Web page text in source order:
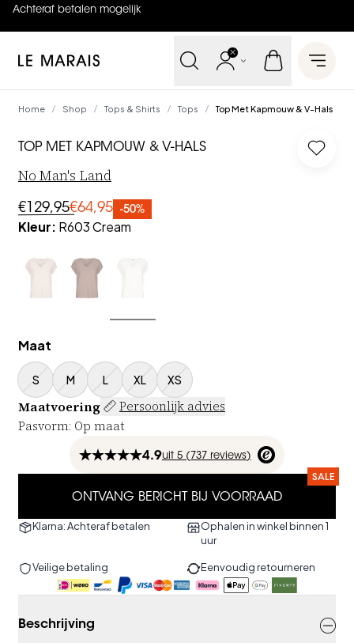
Achteraf betalen mogelijk
4.9 uit 5 (737 reviews
Le Marais Open
Home / Shop / Tops & Shirts / Tops / Top Met Kapmouw & V-Hals
TOP MET KAPMOUW & V-HALS Log
No Man's Land
€129,95€64,95 -50%
Kleur: R603 Cream
Maat
S M L XL XS
Maatvoering
Persoonlijk advies
Pasvorm: Op maat
4.9uit 5 ( 737 reviews)
ONTVANG BERICHT BIJ VOORRAAD
SALE
Klarna: Achteraf betalen
Ophalen in winkel binnen 1
uur
Veilige betaling Eenvoudig retourneren
Beschrijving